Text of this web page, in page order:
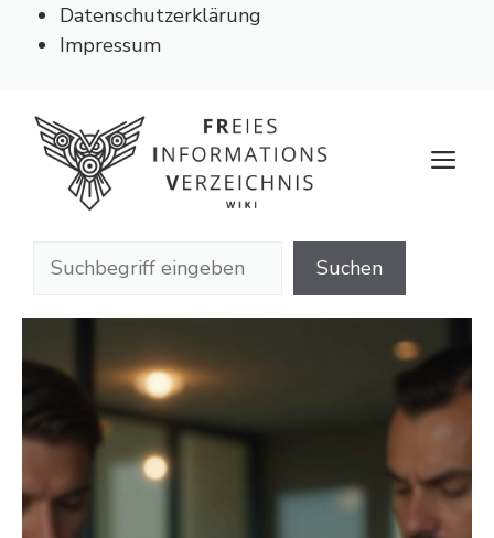
Datenschutzerklärung
Impressum
Inhalt
springen
Suchen